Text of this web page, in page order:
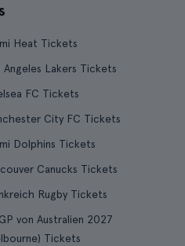
Heat Tickets
Angeles Lakers Tickets
FC Tickets
City FC Tickets
Dolphins Tickets
Canucks Tickets
Rugby Tickets
GP von Australien 2027
Tickets